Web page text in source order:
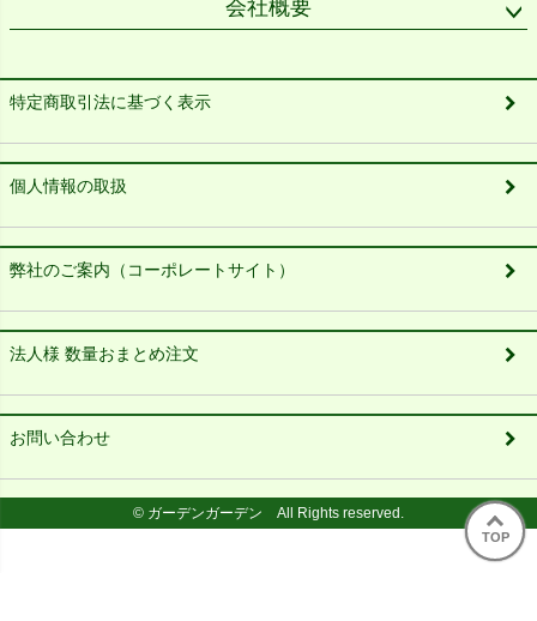
会社概要
特定商取引法に基づく表示
個人情報の取扱
弊社のご案内（コーポレートサイト）
法人様 数量おまとめ注文
お問い合わせ
© ガーデンガーデン All Rights reserved.
TOP